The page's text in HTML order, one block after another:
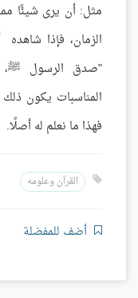
مثل: أن يرى شيئًا
الزمان، فإذا
"صدق الرسول ﷺ،
المناسبات يكون ذلك
فهذا ما نعلم له أصلًا.
القرآن وعلومه
أضف للمفضلة